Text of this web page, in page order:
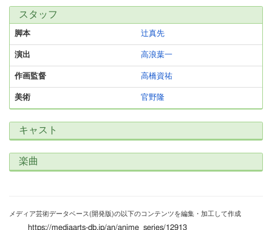
スタッフ
脚本 辻真先
演出 高浪葉一
作画監督 高橋資祐
美術 官野隆
キャスト
楽曲
メディア芸術データベース(開発版)の以下のコンテンツを編集・加工して作成
https://mediaarts-db.jp/an/anime_series/12913